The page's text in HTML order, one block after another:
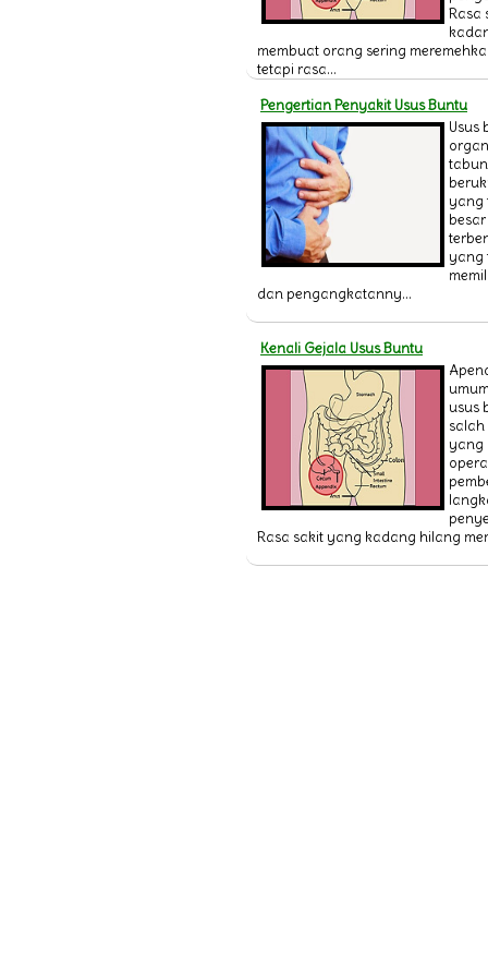
Rasa
membuat orang sering
tetapi rasa...
Pengertian Penyakit Usus Buntu
Usus
yang
yang
dan pengangkatanny...
Kenali Gejala Usus Buntu
usus
yang
Rasa sakit yang kadang hilang